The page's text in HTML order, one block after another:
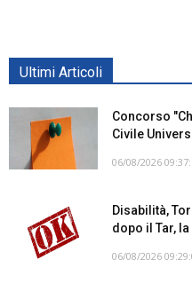
Ultimi Articoli
Concorso
Civile
06/08/2026
Disabilità,
dopo il Tar,
06/08/2026